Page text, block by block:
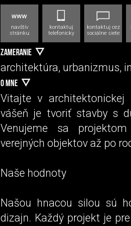
navštív
stránku
kontaktuj
telefonicky
kontaktuj cez
sociálne siete
ZAMERANIE
architektúra, urbanizmus,
O MNE
Vitajte v architektonickej
vášeň je tvoriť stavby s
Venujeme sa
verejných objektov až po
Naše hodnoty
Našou hnacou silou sú
dizajn. Každý projekt je